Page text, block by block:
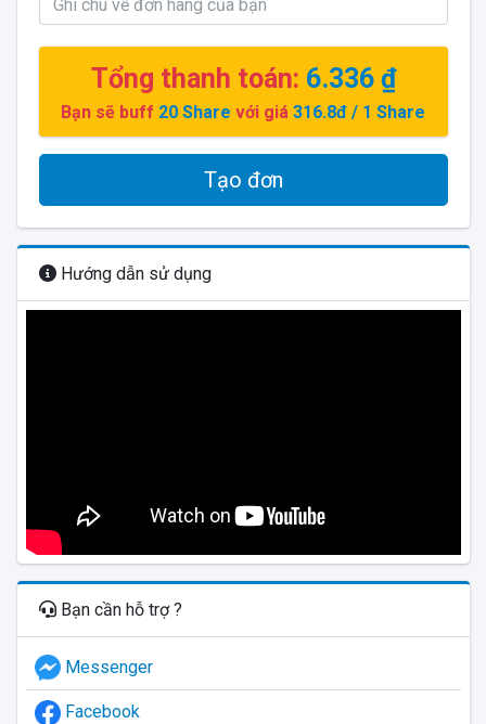
Tổng thanh toán: 6.336 ₫
Bạn sẽ buff 20 Share với giá 316.8đ / 1 Share
Tạo đơn
Hướng dẫn sử dụng
Bạn cần hỗ trợ ?
Messenger
Facebook